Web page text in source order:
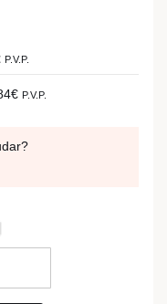
P.V.P.
P.V.P.